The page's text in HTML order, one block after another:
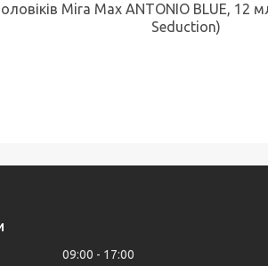
Mira Max ANTONIO BLUE, 12
Seduction)
09:00 17:00